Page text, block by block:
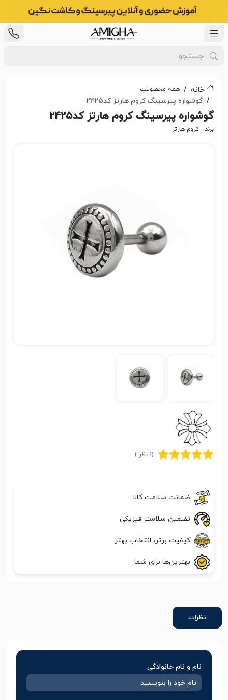
خانه همه محصولات
گوشواره پیرسینگ کروم هارتز کد2425
گوشواره پیرسینگ کروم هارتز کد2425
برند :کروم هارتز
(1 نظر )
ضمانت سلامت کالا
تضمین سلامت فیزیکی
کیفیت برتر، انتخاب بهتر
بهترین‌ها برای شما
نظرات
نام و نام خانوادگی